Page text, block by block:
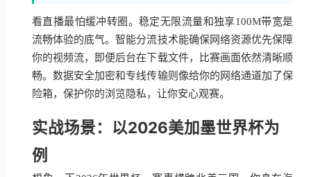
看直播最怕缓冲转圈。稳定无限流量和独享100M带宽是
流畅体验的底气。智能分流技术能确保网络资源优先保障
你的视频流，即便后台在下载文件，比赛画面依然清晰顺
畅。数据安全加密和专线传输则像给你的网络通道加了保
险箱，保护你的浏览隐私，让你安心观赛。
实战场景：以2026美加墨世界杯为
例